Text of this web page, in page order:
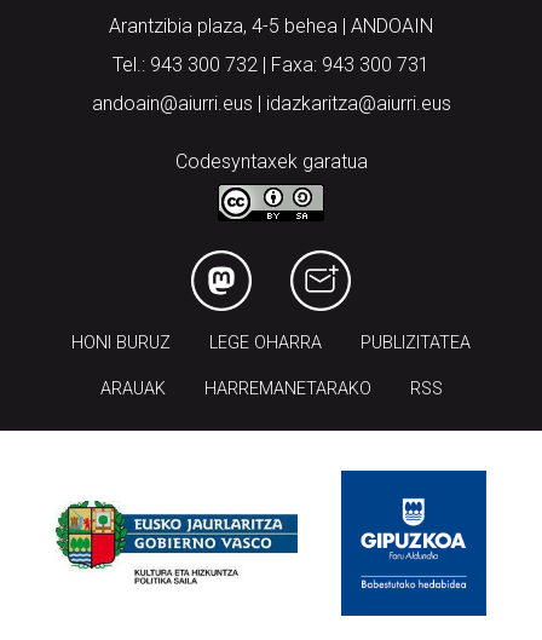
Tel.: 943 300 732 | Faxa: 943 300 731
andoain@aiurri.eus | idazkaritza@aiurri.eus
Codesyntaxek garatua
LEGE OHARRA
ARAUAK HARREMANETARAKO RSS